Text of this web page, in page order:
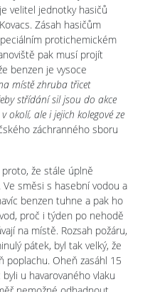
velitel jednotky hasičů
Zásah hasičům
protichemickém
pak musí projít
benzen je vysoce
místě zhruba třicet
střídání sil jsou do akce
okolí, ale i jejich kolegové ze
záchranného sboru
že stále úplně
směsi s hasební vodou a
benzen tuhne a pak ho
proč i týden po nehodě
na místě. Rozsah požáru,
pátek, byl tak velký, že
poplachu. Oheň zasáhl 15
u havarovaného vlaku